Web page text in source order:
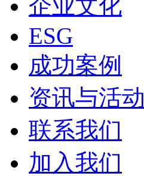
企业文化
ESG
成功案例
资讯与活动
联系我们
加入我们